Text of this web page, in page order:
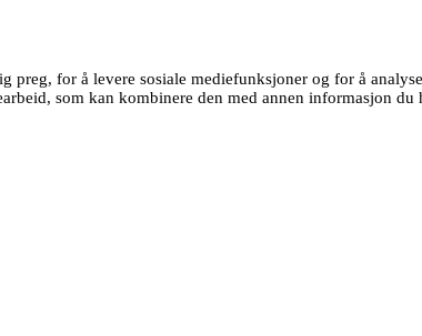
for å levere sosiale mediefunksjoner og for å
som kan kombinere den med annen informasjon